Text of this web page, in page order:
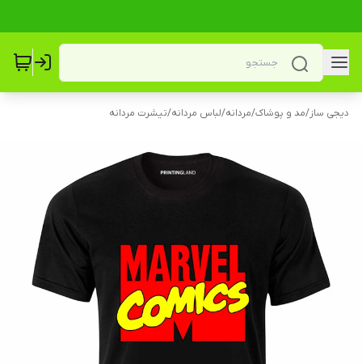
دیجی ساز/مد و پوشاک/مردانه/لباس مردانه/تیشرت مردانه